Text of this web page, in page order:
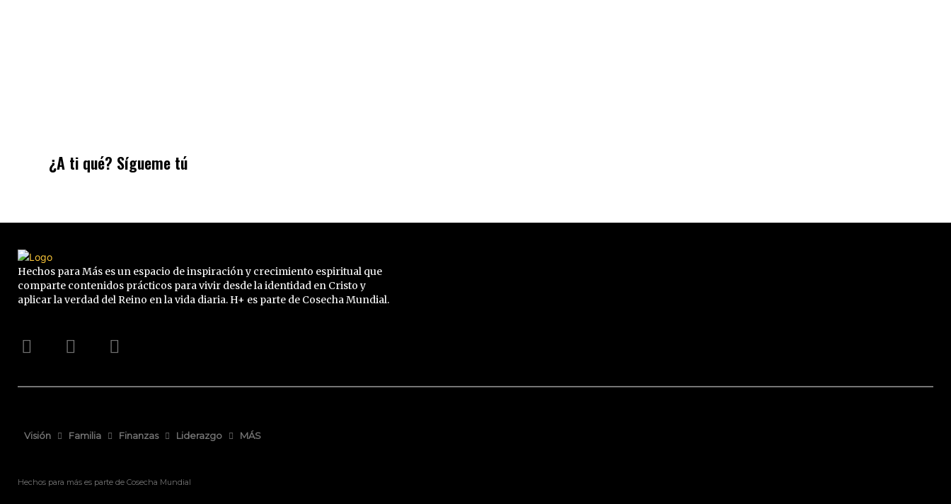
¿A ti qué? Sígueme tú
Hechos para Más es un espacio de inspiración y crecimiento espiritual que
comparte contenidos prácticos para vivir desde la identidad en Cristo y
aplicar la verdad del Reino en la vida diaria. H+ es parte de Cosecha Mundial.
Visión Familia Finanzas Liderazgo MÁS
Hechos para más es parte de Cosecha Mundial